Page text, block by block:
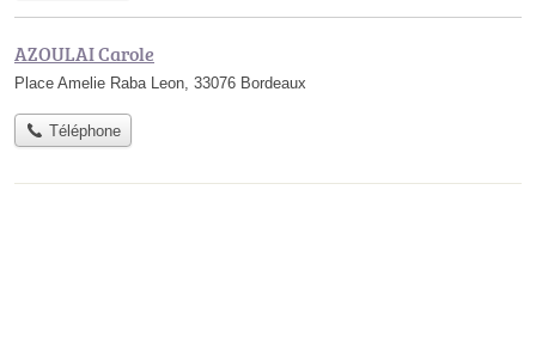
AZOULAI Carole
Place Amelie Raba Leon, 33076 Bordeaux
Téléphone